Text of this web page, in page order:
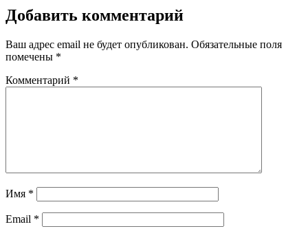
Добавить комментарий
Ваш адрес email не будет опубликован. Обязательные поля
помечены *
Комментарий *
Имя *
Email *